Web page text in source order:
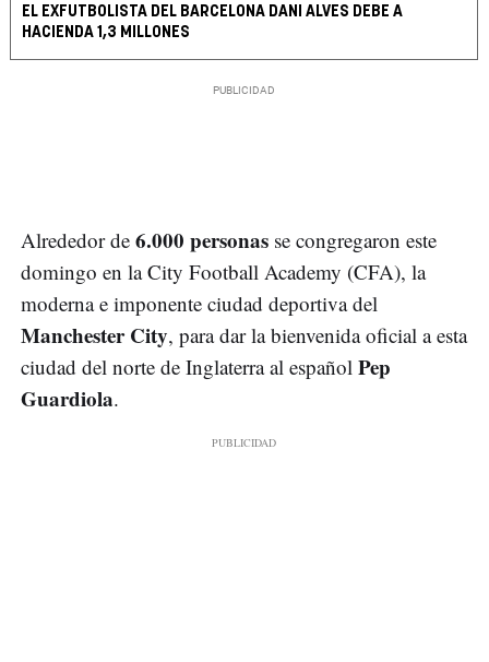
EL EXFUTBOLISTA DEL BARCELONA DANI ALVES DEBE A
HACIENDA 1,3 MILLONES
Alrededor de 6.000 personas se congregaron este
domingo en la City Football Academy (CFA), la
moderna e imponente ciudad deportiva del
Manchester City, para dar la bienvenida oficial a esta
ciudad del norte de Inglaterra al español Pep
Guardiola.